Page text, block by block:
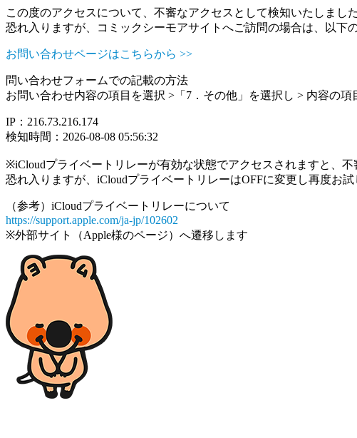
この度のアクセスについて、不審なアクセスとして検知いたしました
恐れ入りますが、コミックシーモアサイトへご訪問の場合は、以下
お問い合わせページはこちらから >>
問い合わせフォームでの記載の方法
お問い合わせ内容の項目を選択 >「7．その他」を選択し > 内容の
IP：216.73.216.174
検知時間：2026-08-08 05:56:32
※iCloudプライベートリレーが有効な状態でアクセスされますと、不
恐れ入りますが、iCloudプライベートリレーはOFFに変更し再度お試
（参考）iCloudプライベートリレーについて
https://support.apple.com/ja-jp/102602
※外部サイト（Apple様のページ）へ遷移します